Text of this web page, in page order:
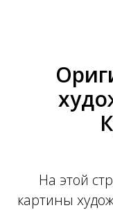
На этой
картины